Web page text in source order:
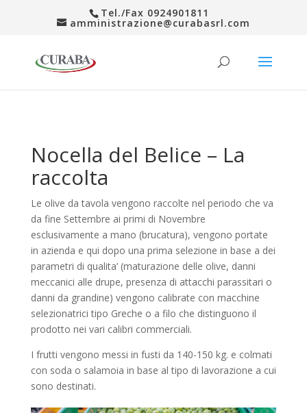
Tel./Fax 0924901811
amministrazione@curabasrl.com
Nocella del Belice – La
raccolta
Le olive da tavola vengono raccolte nel periodo che va
da fine Settembre ai primi di Novembre
esclusivamente a mano (brucatura), vengono portate
in azienda e qui dopo una prima selezione in base a dei
parametri di qualita’ (maturazione delle olive, danni
meccanici alle drupe, presenza di attacchi parassitari o
danni da grandine) vengono calibrate con macchine
selezionatrici tipo Greche o a filo che distinguono il
prodotto nei vari calibri commerciali.
I frutti vengono messi in fusti da 140-150 kg. e colmati
con soda o salamoia in base al tipo di lavorazione a cui
sono destinati.​